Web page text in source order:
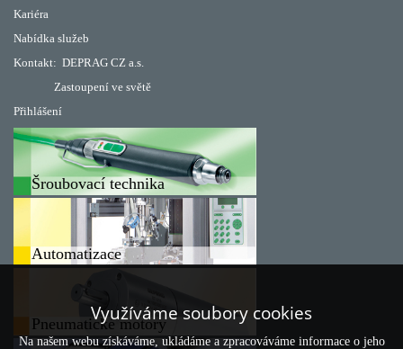
Kariéra
Nabídka služeb
Kontakt: DEPRAG CZ a.s.
Zastoupení ve světě
Přihlášení
Šroubovací technika
Automatizace
Pneumatické motory
Využíváme soubory cookies
Na našem webu získáváme, ukládáme a zpracováváme informace o jeho